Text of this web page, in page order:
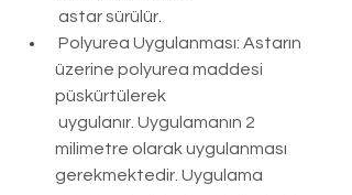
astar sürülür.
Polyurea Uygulanması: Astarın
üzerine polyurea maddesi
püskürtülerek
milimetre olarak uygulanması
gerekmektedir. Uygulama